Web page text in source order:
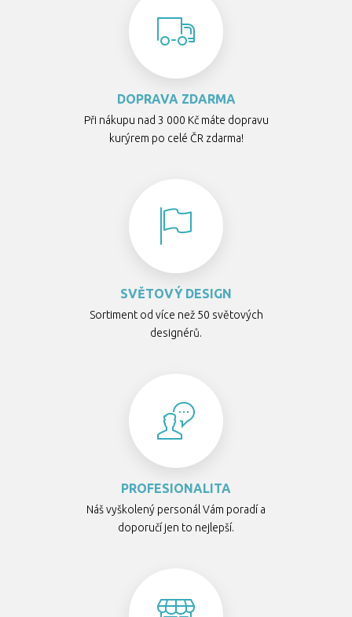
DOPRAVA ZDARMA
Při nákupu nad 3 000 Kč máte dopravu
kurýrem po celé ČR zdarma!
SVĚTOVÝ DESIGN
Sortiment od více než 50 světových
designérů.
PROFESIONALITA
Náš vyškolený personál Vám poradí a
doporučí jen to nejlepší.